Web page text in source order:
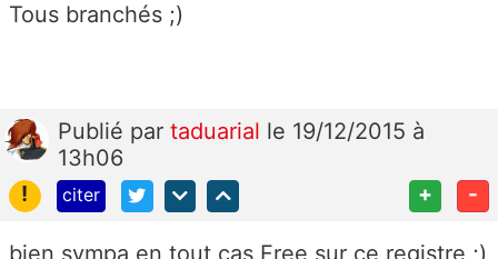
Tous branchés ;)
Publié par taduarial le 19/12/2015 à
13h06
!
citer + -
bien sympa en tout cas Free sur ce registre ;)